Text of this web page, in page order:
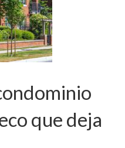
que deja